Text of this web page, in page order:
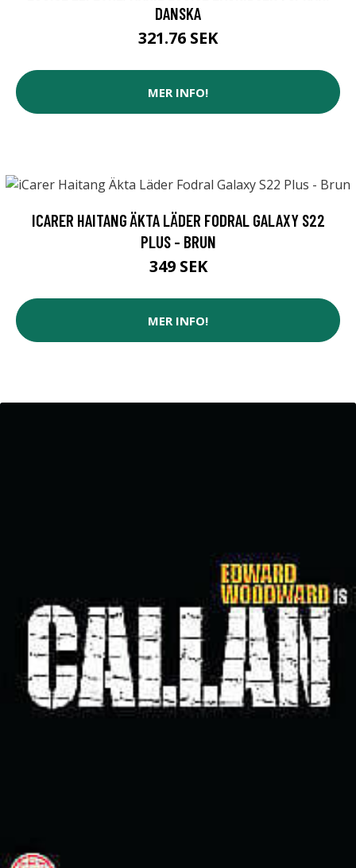
DANSKA
321.76 SEK
MER INFO!
ICARER HAITANG ÄKTA LÄDER FODRAL GALAXY S22
PLUS - BRUN
349 SEK
MER INFO!